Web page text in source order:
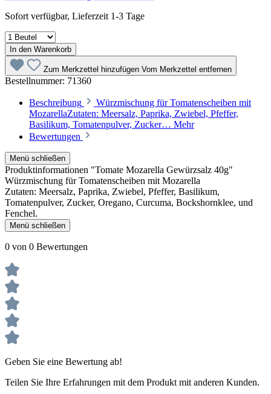
Sofort verfügbar, Lieferzeit 1-3 Tage
In den Warenkorb
Zum Merkzettel hinzufügen Vom Merkzettel entfernen
Bestellnummer: 71360
Beschreibung
Würzmischung für Tomatenscheiben mit
MozarellaZutaten: Meersalz, Paprika, Zwiebel, Pfeffer,
Basilikum, Tomatenpulver, Zucker… Mehr
Bewertungen
Menü schließen
Produktinformationen "Tomate Mozarella Gewürzsalz 40g"
Würzmischung für Tomatenscheiben mit Mozarella
Zutaten: Meersalz, Paprika, Zwiebel, Pfeffer, Basilikum,
Tomatenpulver, Zucker, Oregano, Curcuma, Bockshornklee, und
Fenchel.
Menü schließen
0 von 0 Bewertungen
Geben Sie eine Bewertung ab!
Teilen Sie Ihre Erfahrungen mit dem Produkt mit anderen Kunden.